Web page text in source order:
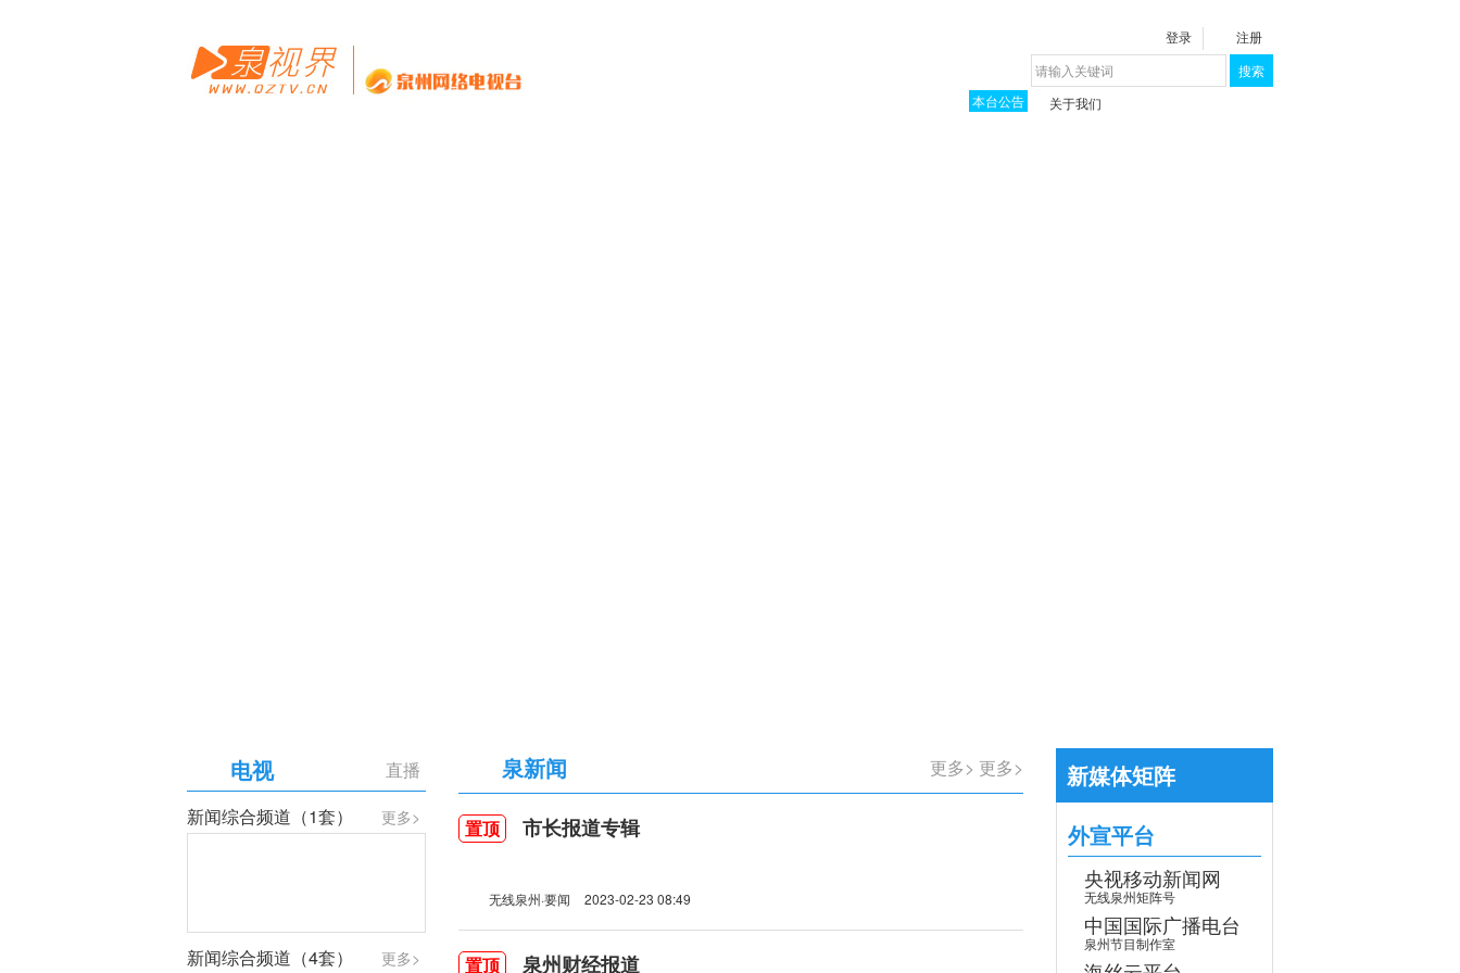
登录
注册
搜索
本台公告
关于我们
直播
电视
更多>
新闻综合频道（1套）
更多>
新闻综合频道（4套）
更多> 更多>
泉新闻
置顶 市长报道专辑
无线泉州·要闻 2023-02-23 08:49
置顶 泉州财经报道
新媒体矩阵
外宣平台
央视移动新闻网
无线泉州矩阵号
中国国际广播电台
泉州节目制作室